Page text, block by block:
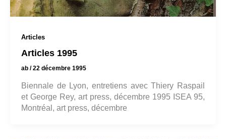
Articles
Articles 1995
ab /22 décembre 1995
Biennale de Lyon, entretiens avec Thiery Raspail
et George Rey, art press, décembre 1995 ISEA 95,
Montréal, art press, décembre